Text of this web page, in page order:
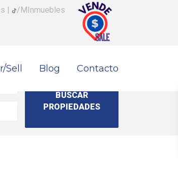
| /MInmuebles
Blog Contacto